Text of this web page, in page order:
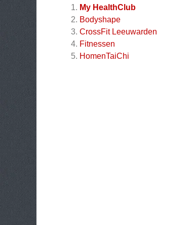
My HealthClub
Bodyshape
CrossFit Leeuwarden
Fitnessen
HomenTaiChi